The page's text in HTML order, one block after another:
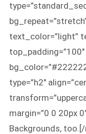
text_color=”light”
type=”h2″
margin=”0 0 20px
Backgrounds,